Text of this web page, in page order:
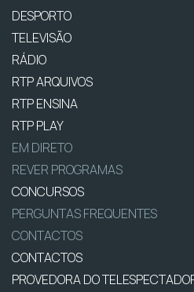
DESPORTO
TELEVISÃO
RÁDIO
RTP ARQUIVOS
RTP ENSINA
RTP PLAY
EM DIRETO
REVER PROGRAMAS
CONCURSOS
PERGUNTAS FREQUENTES
CONTACTOS
CONTACTOS
PROVEDORA DO